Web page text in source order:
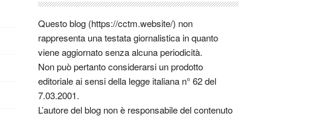
Questo blog (https://cctm.website/) non
rappresenta una testata giornalistica in quanto
viene aggiornato senza alcuna periodicità.
Non può pertanto considerarsi un prodotto
editoriale ai sensi della legge italiana n° 62 del
7.03.2001.
L’autore del blog non è responsabile del contenuto